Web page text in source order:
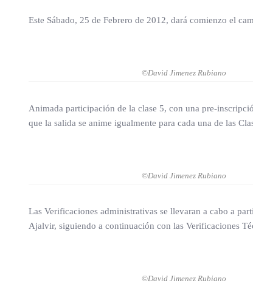
Este Sábado, 25 de Febrero de 2012, dará comienzo el
©David Jimenez Rubiano
Animada participación de la clase 5, con una pre-
que la salida se anime igualmente para cada una de las
©David Jimenez Rubiano
Las Verificaciones administrativas se llevaran a cabo a
Ajalvir, siguiendo a continuación con las Verificaciones
©David Jimenez Rubiano